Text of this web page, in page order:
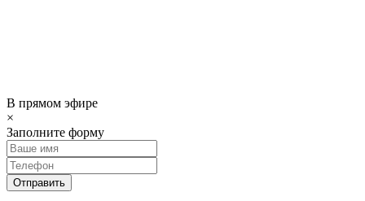
В прямом эфире
×
Заполните форму
Отправить